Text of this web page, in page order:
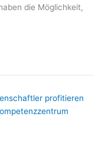
die Möglichkeit,